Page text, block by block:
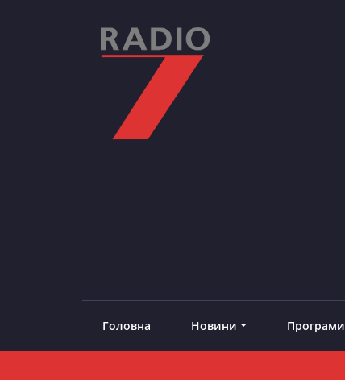
Головна Новини Програми